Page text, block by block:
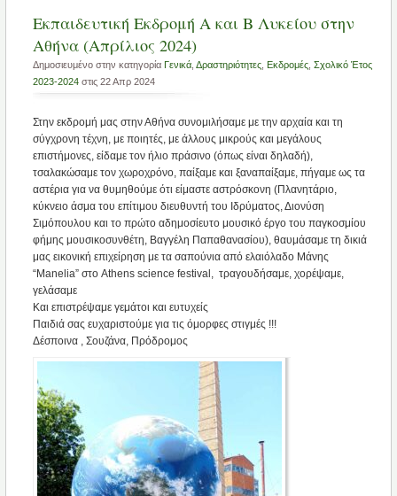
Εκπαιδευτική Εκδρομή Α και Β Λυκείου στην
Αθήνα (Απρίλιος 2024)
Δημοσιευμένο στην κατηγορία Γενικά, Δραστηριότητες, Εκδρομές, Σχολικό Έτος
2023-2024στις 22 Απρ 2024
Στην εκδρομή μας στην Αθήνα συνομιλήσαμε με την αρχαία και τη
σύγχρονη τέχνη, με ποιητές, με άλλους μικρούς και μεγάλους
επιστήμονες, είδαμε τον ήλιο πράσινο (όπως είναι δηλαδή),
τσαλακώσαμε τον χωροχρόνο, παίξαμε και ξαναπαίξαμε, πήγαμε ως τα
αστέρια για να θυμηθούμε ότι είμαστε αστρόσκονη (Πλανητάριο,
κύκνειο άσμα του επίτιμου διευθυντή του Ιδρύματος, Διονύση
Σιμόπουλου και το πρώτο αδημοσίευτο μουσικό έργο του παγκοσμίου
φήμης μουσικοσυνθέτη, Βαγγέλη Παπαθανασίου), θαυμάσαμε τη δικιά
μας εικονική επιχείρηση με τα σαπούνια από ελαιόλαδο Μάνης
“Manelia” στο Athens science festival, τραγουδήσαμε, χορέψαμε,
γελάσαμε
Και επιστρέψαμε γεμάτοι και ευτυχείς
Παιδιά σας ευχαριστούμε για τις όμορφες στιγμές !!!
Δέσποινα , Σουζάνα, Πρόδρομος